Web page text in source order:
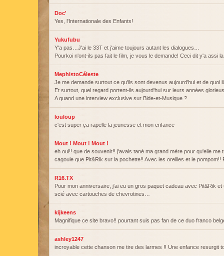
Doc'
Yes, l'Internationale des Enfants!
Yukufubu
Y'a pas…J'ai le 33T et j'aime toujours autant les dialogues…
Pourkoi n'ont-ils pas fait le film, je vous le demande! Ceci dit y'a assi
MephistoCéleste
Je me demande surtout ce qu'ils sont devenus aujourd'hui et de quoi
Et surtout, quel regard portent-ils aujourd'hui sur leurs années
A quand une interview exclusive sur Bide-et-Musique ?
louloup
c'est super ça rapelle la jeunesse et mon enfance
Mout ! Mout ! Mout !
eh oui!! que de souvenir!! j'avais tané ma grand mère pour qu'elle me
cagoule que Pit&Rik sur la pochette!! Avec les oreilles et le pompom!!
R16.TX
Pour mon anniversaire, j'ai eu un gros paquet cadeau avec Pit&Rik et
scié avec cartouches de chevrotines…
kijkeens
Magnifique ce site bravo!! pourtant suis pas fan de ce duo franco
ashley1247
incroyable cette chanson me tire des larmes !! Une enfance resurgit